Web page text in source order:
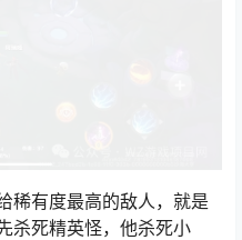
稀有度最高的敌人，就是
杀死精英怪，他杀死小